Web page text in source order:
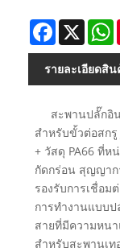
Facebook
X
รายละเอียดสิน
สะพานปลั๊กอิน
สำหรับขั้วต่อสกรู
+ วัสดุ PA66 ที่ห
กัดกร่อน สุญญาก
รองรับการเชื่อ
การทำงานแบบ
สายที่มีความหน
สำหรับสะพานเท